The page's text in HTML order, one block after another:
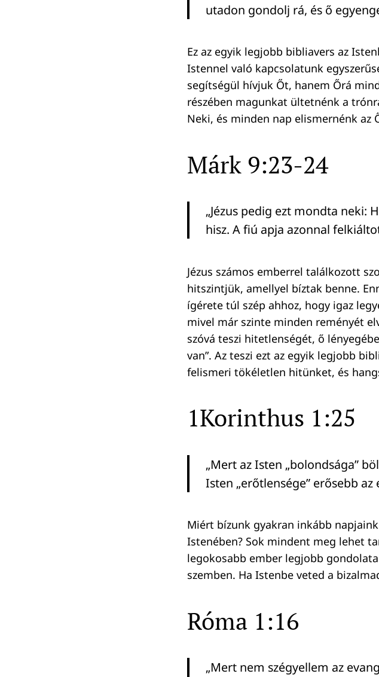
utadon gondolj rá, és ő
Ez az egyik legjobb bibliavers az
Istennel való kapcsolatunk
segítségül hívjuk Őt, hanem Őrá
részében magunkat ültetnénk a
Neki, és minden nap elismernénk az
Márk 9:23-24
„Jézus pedig ezt mondta neki:
hisz. A fiú apja azonnal
Jézus számos emberrel találkozott
hitszintjük, amellyel bíztak benne.
ígérete túl szép ahhoz, hogy igaz
mivel már szinte minden reményét
szóvá teszi hitetlenségét, ő
van”. Az teszi ezt az egyik legjobb
felismeri tökéletlen hitünket, és
1Korinthus 1:25
„Mert az Isten „bolondsága”
Isten „erőtlensége” erősebb
Miért bízunk gyakran inkább
Istenében? Sok mindent meg lehet
legokosabb ember legjobb
szemben. Ha Istenbe veted a
Róma 1:16
„Mert nem szégyellem az